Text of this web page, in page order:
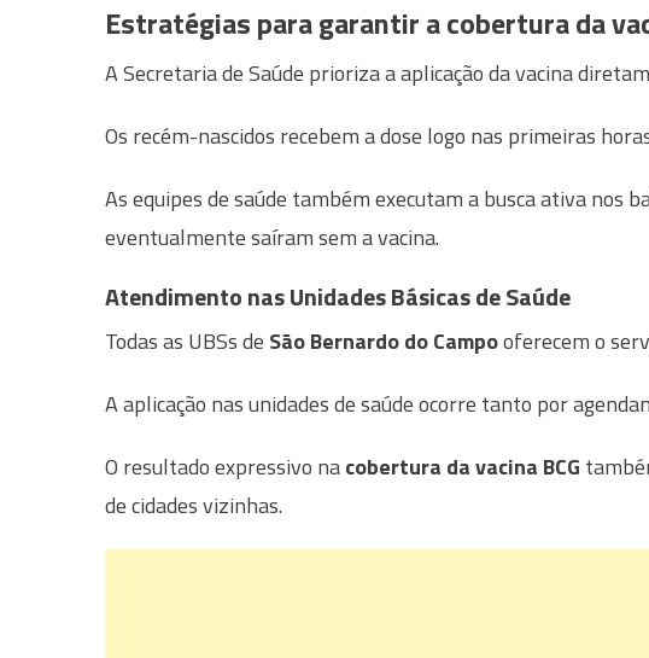
Estratégias para garantir a cobertura da
A Secretaria de Saúde prioriza a aplicação da vacina
Os recém-nascidos recebem a dose logo nas primeiras
As equipes de saúde também executam a busca ativa nos
eventualmente saíram sem a vacina.
Atendimento nas Unidades Básicas de Saúde
Todas as UBSs de São Bernardo do Campooferecem o
A aplicação nas unidades de saúde ocorre tanto por
O resultado expressivo nacobertura da vacina BCG
de cidades vizinhas.